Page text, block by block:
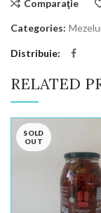
Comparaţie
Categories:
Distribuie
RELATED
SOLD
OUT